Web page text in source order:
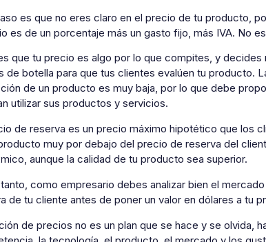
es que no eres claro en el precio de tu producto,
es de un porcentaje más un gasto fijo, más IVA. No
que tu precio es algo por lo que compites, y
de botella para que tus clientes evalúen tu producto.
de un producto es muy baja, por lo que debe
utilizar sus productos y servicios.
de reserva es un precio máximo hipotético que los
muy por debajo del precio de reserva del
aunque la calidad de tu producto sea superior.
como empresario debes analizar bien el
de tu cliente antes de poner un valor en dólares a tu
de precios no es un plan que se hace y se olvida,